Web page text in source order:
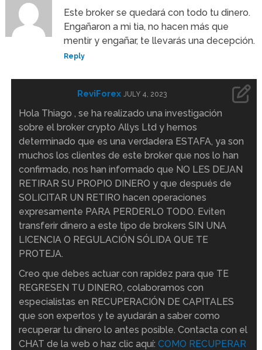
Este broker se quedará con todo tu dinero.
Engañaron a mi tia, no hacen más que
mentir y engañar, te llevarás una decepción.
Reply
ReviForex JULY 4, 2023
Hola Thiago , se ha realizado una investigación
sobre el broker crypto Allys Ltd y hemos
determinado que es una verdadera ESTAFA, ya son
muchos los clientes de este broker que nos lo han
confirmado, nos han informado que NO LES DEJAN
RETIRAR SU PROPIO DINERO y que después de
SOLICITAR UN RETIRO hacen operaciones
expresamente PARA PERDERLO TODO. Eviten
transferir dinero a este tipo de brokers SIN UNA
LICENCIA O REGULACIÓN SÓLIDA QUE TE
PROTEJA.
Creo que debes actuar con rapidez para que TE
REGRESEN TU DINERO, colaboramos con
especialistas en RECUPERACIÓN DE CAPITALES
que son expertos y te ayudarán a saber como
recuperar tu dinero lo antes posible. Contacta con el
CHAT de la web o haz clic aquí: COMO RECUPERAR